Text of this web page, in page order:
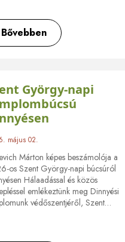
Bővebben
György-napi
május 02.
Márton képes beszámolója a
os ​Szent György-napi búcsúról
​Hálaadással és közös
emlékeztünk meg Dinnyési
védőszentjéről, Szent…